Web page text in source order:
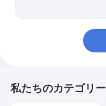
800のパフVape
私たちのカテゴリー